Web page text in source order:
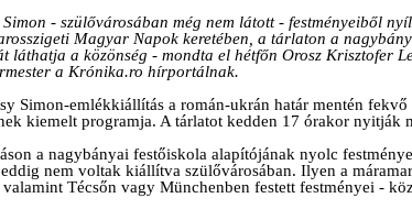
- szülővárosában még nem látott - festményeiből
Magyar Napok keretében, a tárlaton a
láthatja a közönség - mondta el hétfőn Orosz Krisztofer
a Krónika.ro hírportálnak.
Simon-emlékkiállítás a román-ukrán határ mentén
kiemelt programja. A tárlatot kedden 17 órakor nyitják
a nagybányai festőiskola alapítójának nyolc
nem voltak kiállítva szülővárosában. Ilyen a
valamint Técsőn vagy Münchenben festett festményei -